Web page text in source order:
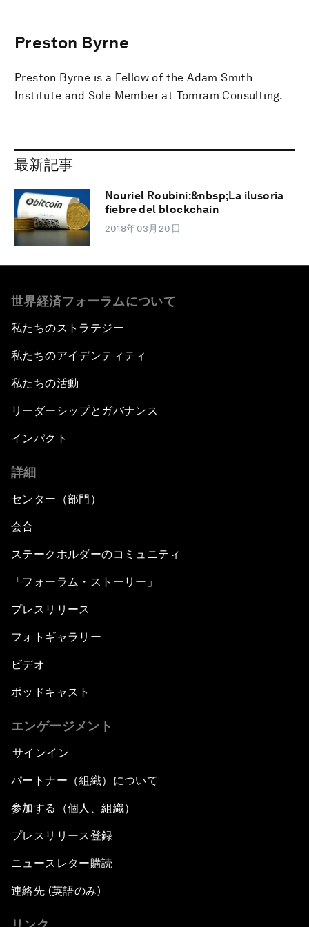
Preston Byrne
Preston Byrne is a Fellow of the Adam Smith
Institute and Sole Member at Tomram Consulting.
最新記事
Nouriel Roubini:&nbsp;La ilusoria
fiebre del blockchain
2018年03月20日
世界経済フォーラムについて
私たちのストラテジー
私たちのアイデンティティ
私たちの活動
リーダーシップとガバナンス
インパクト
詳細
センター（部門）
会合
ステークホルダーのコミュニティ
「フォーラム・ストーリー」
プレスリリース
フォトギャラリー
ビデオ
ポッドキャスト
エンゲージメント
サインイン
パートナー（組織）について
参加する（個人、組織）
プレスリリース登録
ニュースレター購読
連絡先 (英語のみ)